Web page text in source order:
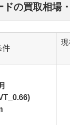
ドの買取相場
件
現